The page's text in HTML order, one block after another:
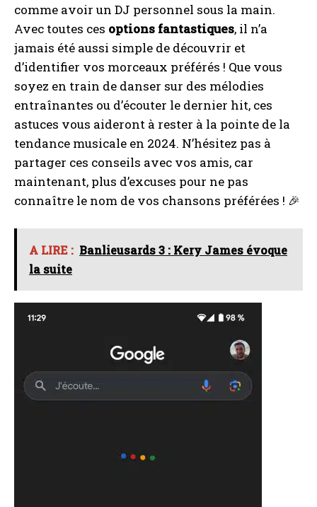
I WANT IN
I've read and accept the Privacy Policy.
comme avoir un DJ personnel sous la main.
Avec toutes ces options fantastiques, il n’a
jamais été aussi simple de découvrir et
d’identifier vos morceaux préférés ! Que vous
soyez en train de danser sur des mélodies
entraînantes ou d’écouter le dernier hit, ces
astuces vous aideront à rester à la pointe de la
tendance musicale en 2024. N’hésitez pas à
partager ces conseils avec vos amis, car
maintenant, plus d’excuses pour ne pas
connaître le nom de vos chansons préférées ! 🎉
A LIRE : Banlieusards 3 : Kery James évoque
la suite